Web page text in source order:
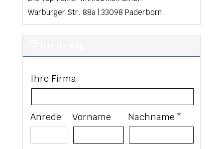
Warburger Str. 88a 33098 Paderborn
Ihre Firma
Anrede Vorname Nachname *